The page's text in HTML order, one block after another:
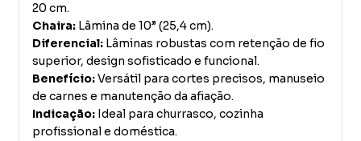
20 cm.
Chaira: Lâmina de 10” (25,4 cm).
Diferencial: Lâminas robustas com retenção de fio
superior, design sofisticado e funcional.
Benefício:Versátil para cortes precisos, manuseio
de carnes e manutenção da afiação.
Indicação: Ideal para churrasco, cozinha
profissional e doméstica.